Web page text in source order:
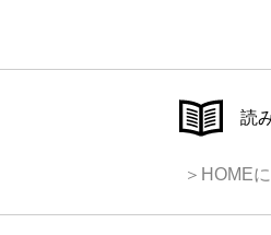
読
＞HOME